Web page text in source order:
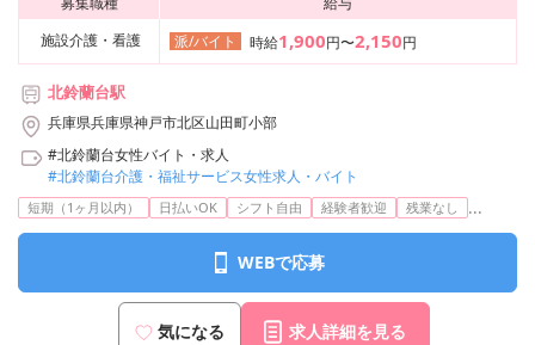
施設介護・看護
派/バイト 時給1,900円〜2,150円
北鈴蘭台駅
兵庫県兵庫県神戸市北区山田町小部
#北鈴蘭台女性バイト・求人
#北鈴蘭台介護・福祉サービス女性求人・バイト
短期（1ヶ月以内） 日払いOK シフト自由 経験者歓迎 残業なし ...
WEBで応募
気になる 求人詳細を見る